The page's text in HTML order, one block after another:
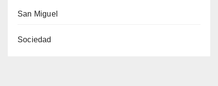
San Miguel
Sociedad